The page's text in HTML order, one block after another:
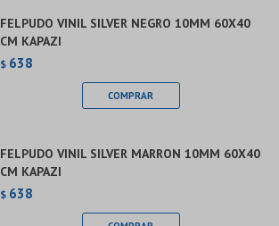
FELPUDO VINIL SILVER NEGRO 10MM 60X40
CM KAPAZI
$ 638
FELPUDO VINIL SILVER MARRON 10MM 60X40
CM KAPAZI
$ 638